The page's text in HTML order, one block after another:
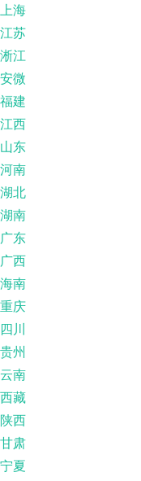
上海
江苏
淅江
安微
福建
江西
山东
河南
湖北
湖南
广东
广西
海南
重庆
四川
贵州
云南
西藏
陕西
甘肃
宁夏